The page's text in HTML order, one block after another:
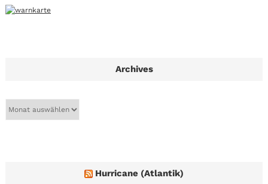
Archives
Hurricane (Atlantik)